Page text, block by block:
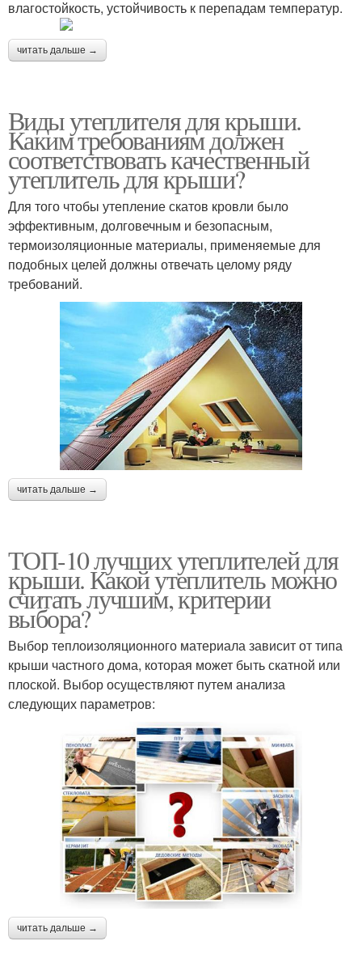
влагостойкость, устойчивость к перепадам температур.
читать дальше →
Виды утеплителя для крыши.
Каким требованиям должен
соответствовать качественный
утеплитель для крыши?
Для того чтобы утепление скатов кровли было
эффективным, долговечным и безопасным,
термоизоляционные материалы, применяемые для
подобных целей должны отвечать целому ряду
требований.
читать дальше →
ТОП-10 лучших утеплителей для
крыши. Какой утеплитель можно
считать лучшим, критерии
выбора?
Выбор теплоизоляционного материала зависит от типа
крыши частного дома, которая может быть скатной или
плоской. Выбор осуществляют путем анализа
следующих параметров:
читать дальше →